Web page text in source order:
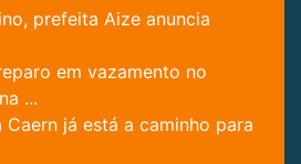
prefeita Aize anuncia
em vazamento no
...
Caern já está a caminho para